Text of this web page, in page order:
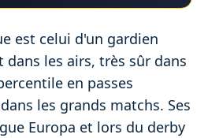
est celui d'un gardien
dans les airs, très sûr dans
en passes
les grands matchs. Ses
Europa et lors du derby